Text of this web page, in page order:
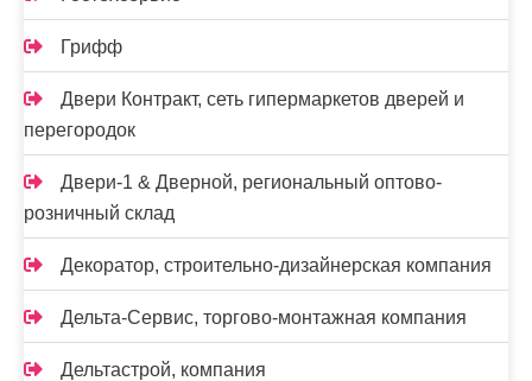
Грифф
Двери Контракт, сеть гипермаркетов дверей и
перегородок
Двери-1 & Дверной, региональный оптово-
розничный склад
Декоратор, строительно-дизайнерская компания
Дельта-Сервис, торгово-монтажная компания
Дельтастрой, компания